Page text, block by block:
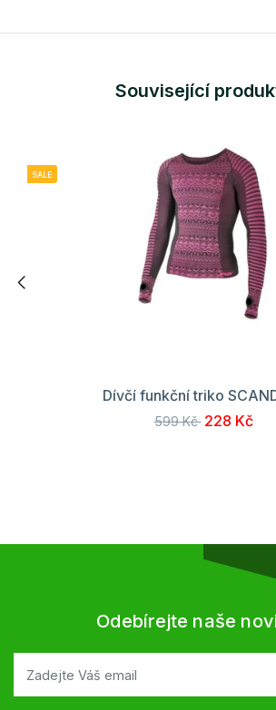
Související
SALE
Dívčí funkční triko
599 Kč 228 Kč
Odebírejte naše